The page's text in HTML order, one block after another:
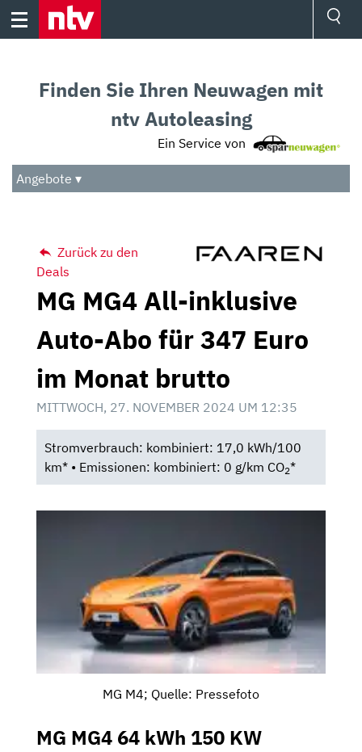
Skip
Audio
Das Beste
Finden Sie Ihren Neuwagen mit
ntv Autoleasing
Ein Service von
Angebote ▾
Zurück zu den
Deals
MG MG4 All-inklusive
Auto-Abo für 347 Euro
im Monat brutto
MITTWOCH, 27. NOVEMBER 2024 UM 12:35
Stromverbrauch: kombiniert: 17,0 kWh/100
km* • Emissionen: kombiniert: 0 g/km CO2*
MG M4; Quelle: Pressefoto
MG MG4 64 kWh 150 KW